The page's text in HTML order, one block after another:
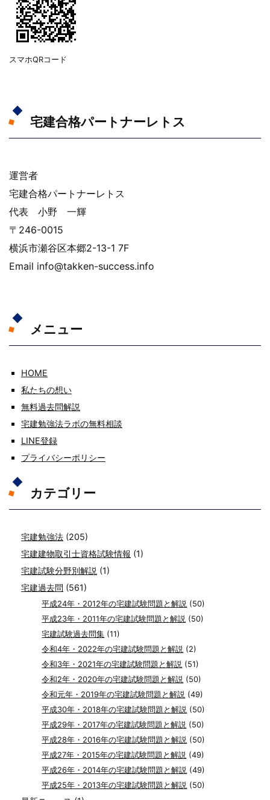
スマホQRコード
宅建合格パートナーレトス
運営者
宅建合格パートナーレトス
代表 小野 一輝
〒246-0015
横浜市瀬谷区本郷2-13-1 7F
Email info@takken-success.info
メニュー
HOME
私たちの想い
無料過去問解説
宅建勉強法ラボの無料相談
LINE登録
プライバシーポリシー
カテゴリー
宅建勉強法 (205)
宅建建物取引士資格試験情報 (1)
宅建試験分野別解説 (1)
宅建過去問 (561)
平成24年・2012年の宅建試験問題と解説 (50)
平成23年・2011年の宅建試験問題と解説 (50)
宅建試験過去問集 (11)
令和4年・2022年の宅建試験問題と解説 (2)
令和3年・2021年の宅建試験問題と解説 (51)
令和2年・2020年の宅建試験問題と解説 (50)
令和元年・2019年の宅建試験問題と解説 (49)
平成30年・2018年の宅建試験問題と解説 (50)
平成29年・2017年の宅建試験問題と解説 (50)
平成28年・2016年の宅建試験問題と解説 (50)
平成27年・2015年の宅建試験問題と解説 (49)
平成26年・2014年の宅建試験問題と解説 (49)
平成25年・2013年の宅建試験問題と解説 (50)